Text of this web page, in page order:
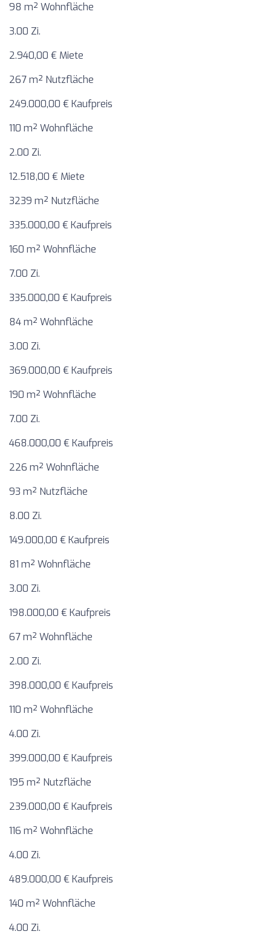
98 m² Wohnfläche
3.00 Zi.
2.940,00 € Miete
267 m² Nutzfläche
249.000,00 € Kaufpreis
110 m² Wohnfläche
2.00 Zi.
12.518,00 € Miete
3239 m² Nutzfläche
335.000,00 € Kaufpreis
160 m² Wohnfläche
7.00 Zi.
335.000,00 € Kaufpreis
84 m² Wohnfläche
3.00 Zi.
369.000,00 € Kaufpreis
190 m² Wohnfläche
7.00 Zi.
468.000,00 € Kaufpreis
226 m² Wohnfläche
93 m² Nutzfläche
8.00 Zi.
149.000,00 € Kaufpreis
81 m² Wohnfläche
3.00 Zi.
198.000,00 € Kaufpreis
67 m² Wohnfläche
2.00 Zi.
398.000,00 € Kaufpreis
110 m² Wohnfläche
4.00 Zi.
399.000,00 € Kaufpreis
195 m² Nutzfläche
239.000,00 € Kaufpreis
116 m² Wohnfläche
4.00 Zi.
489.000,00 € Kaufpreis
140 m² Wohnfläche
4.00 Zi.